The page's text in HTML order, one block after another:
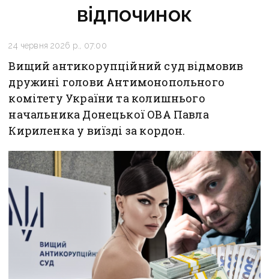
відпочинок
24 червня 2026 р., 07:00
Вищий антикорупційний суд відмовив
дружині голови Антимонопольного
комітету України та колишнього
начальника Донецької ОВА Павла
Кириленка у виїзді за кордон.